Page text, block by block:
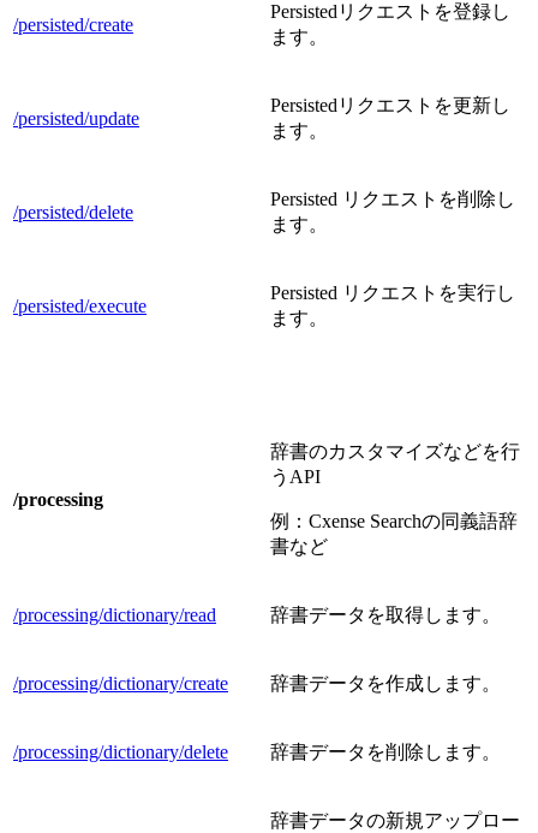
/persisted/create
Persistedリクエストを登録し
ます。
/persisted/update
Persistedリクエストを更新し
ます。
/persisted/delete
Persisted リクエストを削除し
ます。
/persisted/execute
Persisted リクエストを実行し
ます。
/processing
辞書のカスタマイズなどを行
うAPI
例：Cxense Searchの同義語辞
書など
/processing/dictionary/read 辞書データを取得します。
/processing/dictionary/create 辞書データを作成します。
/processing/dictionary/delete 辞書データを削除します。
辞書データの新規アップロー